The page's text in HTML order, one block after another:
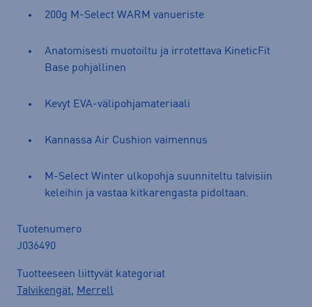
200g M-Select WARM vanueriste
Anatomisesti muotoiltu ja irrotettava KineticFit
Base pohjallinen
Kevyt EVA-välipohjamateriaali
Kannassa Air Cushion vaimennus
M-Select Winter ulkopohja suunniteltu talvisiin
keleihin ja vastaa kitkarengasta pidoltaan.
Tuotenumero
J036490
Tuotteeseen liittyvät kategoriat
Talvikengät, Merrell